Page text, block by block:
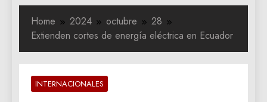
Home 2024 octubre
28
Extienden cortes de energía eléctrica en Ecuador
INTERNACIONALES